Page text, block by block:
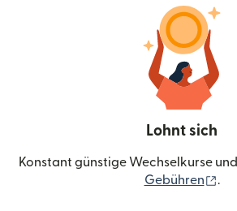
Lohnt sich
Konstant günstige Wechselkurse und
Gebühren
.